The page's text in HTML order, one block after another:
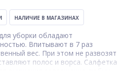
НАЛИЧИЕ В МАГАЗИНАХ
уборки обладают
Впитывают в 7 раз
вес. При этом не развозят
полос и ворса. Салфетка